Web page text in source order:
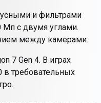
и фильтрами
Мп с двумя углами.
между камерами.
7 Gen 4. В играх
требовательных